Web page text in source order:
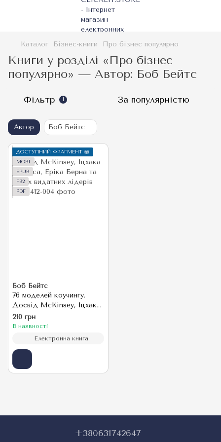
Каталог Бізнес-книги Про бізнес популярно
Книги у розділі «Про бізнес
популярно» — Автор: Боб Бейтс
Фільтр 1 За популярністю
Автор Боб Бейтс
ДОСТУПНИЙ ФРАГМЕНТ 📖
MOBI
EPUB
FB2
PDF
Боб Бейтс
76 моделей коучингу.
Досвід McKinsey, Іцхака
Адізеса, Еріка Берна та
інших видатних лідерів
210 грн
В наявності
Електронна книга
+380631742647